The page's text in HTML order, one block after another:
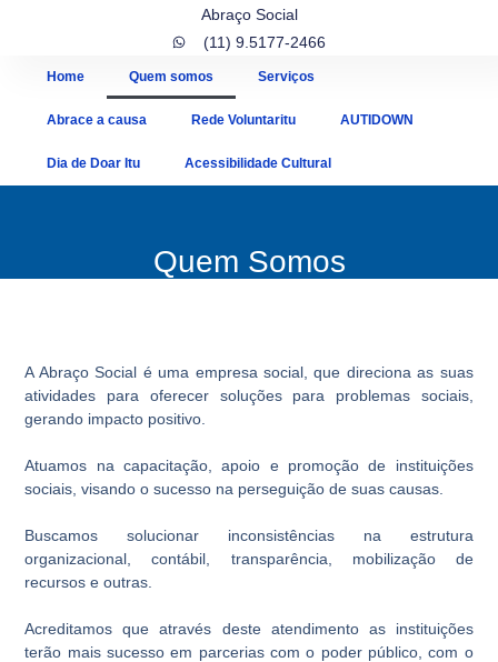
Abraço Social
(11) 9.5177-2466
Home Quem somos Serviços
Abrace a causa Rede Voluntaritu AUTIDOWN
Dia de Doar Itu Acessibilidade Cultural
Quem Somos
A Abraço Social é uma empresa social, que direciona as suas
atividades para oferecer soluções para problemas sociais,
gerando impacto positivo.
Atuamos na capacitação, apoio e promoção de instituições
sociais, visando o sucesso na perseguição de suas causas.
Buscamos solucionar inconsistências na estrutura
organizacional, contábil, transparência, mobilização de
recursos e outras.
Acreditamos que através deste atendimento as instituições
terão mais sucesso em parcerias com o poder público, com o